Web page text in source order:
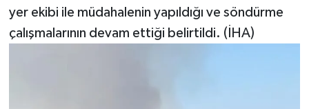
yer ekibi ile müdahalenin yapıldığı ve söndürme
çalışmalarının devam ettiği belirtildi. (İHA)